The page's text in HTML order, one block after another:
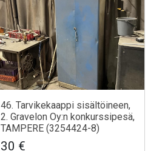
46. Tarvikekaappi sisältöineen,
2. Gravelon Oy:n konkurssipesä,
TAMPERE (3254424-8)
30 €